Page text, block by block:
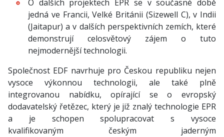
O dalších projektech EPR se v současné době
jedná ve Francii, Velké Británii (Sizewell C), v Indii
(Jaitapur) a v dalších perspektivních zemích, které
demonstrují celosvětový zájem o tuto
nejmodernější technologii.
Společnost EDF navrhuje pro Českou republiku nejen
vysoce výkonnou technologii, ale také plně
integrovanou nabídku, opírající se o evropský
dodavatelský řetězec, který je již znalý technologie EPR
a je schopen spolupracovat s vysoce
kvalifikovaným českým jaderným